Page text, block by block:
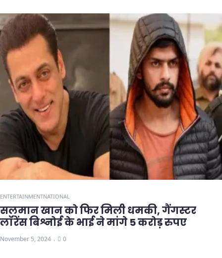
ENTERTAINMENTNATIONAL
सलमान खान को फिर मिली धमकी, गैंगस्टर
लॉरेंस बिश्नोई के भाई ने मांगे 5 करोड़ रुपए
November 5, 2024 0